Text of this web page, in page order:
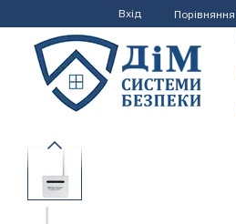
Перейти до основного контенту
Вхід Порівняння